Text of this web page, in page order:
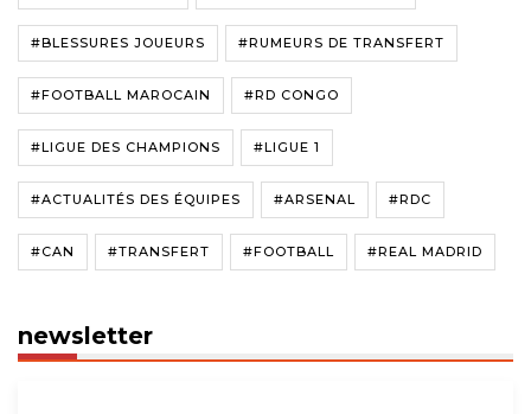
#BLESSURES JOUEURS #RUMEURS DE TRANSFERT
#FOOTBALL MAROCAIN #RD CONGO
#LIGUE DES CHAMPIONS #LIGUE 1
#ACTUALITÉS DES ÉQUIPES #ARSENAL #RDC
#CAN #TRANSFERT #FOOTBALL #REAL MADRID
newsletter